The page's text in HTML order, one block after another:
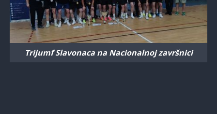
Trijumf Slavonaca na Nacionalnoj završnici